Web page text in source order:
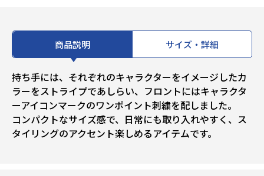
商品説明 サイズ・詳細
持ち手には、それぞれのキャラクターをイメージしたカ
ラーをストライプであしらい、フロントにはキャラクタ
ーアイコンマークのワンポイント刺繍を配しました。
コンパクトなサイズ感で、日常にも取り入れやすく、ス
タイリングのアクセント楽しめるアイテムです。